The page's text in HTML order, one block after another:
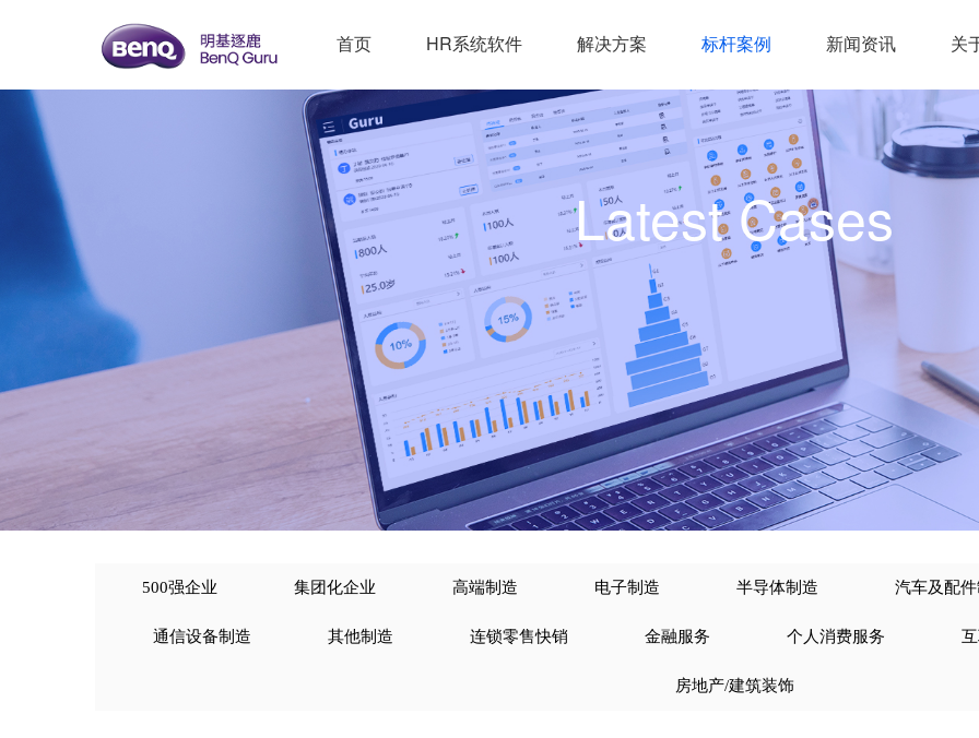
首页 HR系统软件 解决方案 标杆案例 新闻资讯 关
Latest Cases
500强企业 集团化企业 高端制造 电子制造 半导体制造 汽车及配
通信设备制造 其他制造 连锁零售快销 金融服务 个人消费服务
房地产/建筑装饰